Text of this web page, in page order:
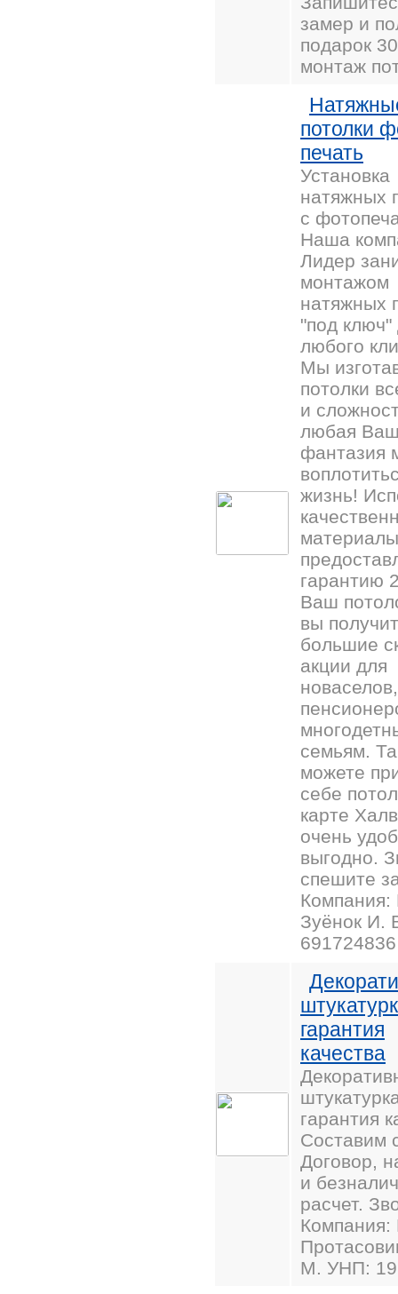
замер и
подарок
монтаж
потолки
печать
Установка
натяжных
с
Наша
Лидер
монтажом
натяжных
"под ключ"
любого
Мы
потолки
и
любая
фантазия
жизнь!
гарантию
Ваш
вы
большие
акции для
новаселов,
семьям.
можете
себе
карте
очень
выгодно.
спешите
Зуёнок И.
691724836
гарантия
качества
гарантия
Составим
Договор,
и
расчет.
М. УНП: